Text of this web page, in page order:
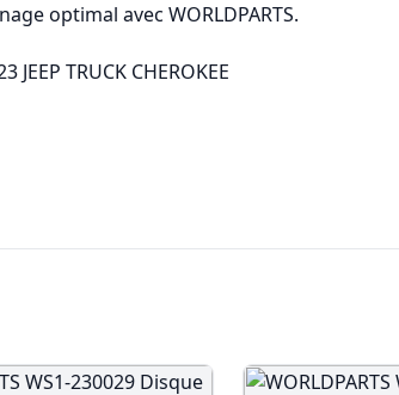
optimal avec WORLDPARTS.
TRUCK CHEROKEE